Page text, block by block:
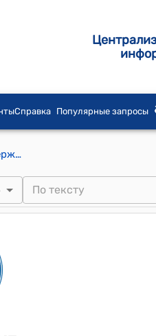
Справка Популярные запросы
Постановление айылного кенеша Курама от 27 января 2026 года № 1 "Об утверждении отчёта об исполнении бюджета айыл окмоту Курама за 2025 год и бюджета на 2026 год"